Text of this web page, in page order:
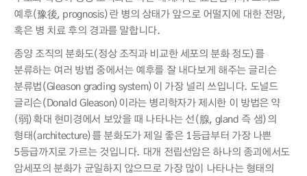
예후(豫後, prognosis)란 병의 상태가 앞으로 어떨지에 대한 전망,
혹은 병 치료 후의 경과를 말합니다.
종양 조직의 분화도(정상 조직과 비교한 세포의 분화 정도)를
분류하는 여러 방법 중에서는 예후를 잘 내다보게 해주는 글리슨
분류법(Gleason grading system)이 가장 널리 쓰입니다. 도널드
글리슨(Donald Gleason)이라는 병리학자가 제시한 이 방법은 약
(弱)확대 현미경에서 보았을 때 나타나는 선(腺, gland 즉 샘)의
형태(architecture)를 분화도가 제일 좋은 1등급부터 가장 나쁜
5등급까지로 가르는 것입니다. 대개 전립선암은 하나의 종괴에서도
암세포의 분화가 균일하지 않으므로 가장 많이 나타나는 형태의